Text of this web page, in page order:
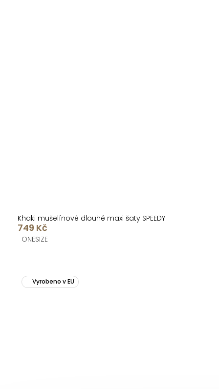
Khaki mušelínové dlouhé maxi šaty SPEEDY
749 Kč
ONESIZE
Vyrobeno v EU